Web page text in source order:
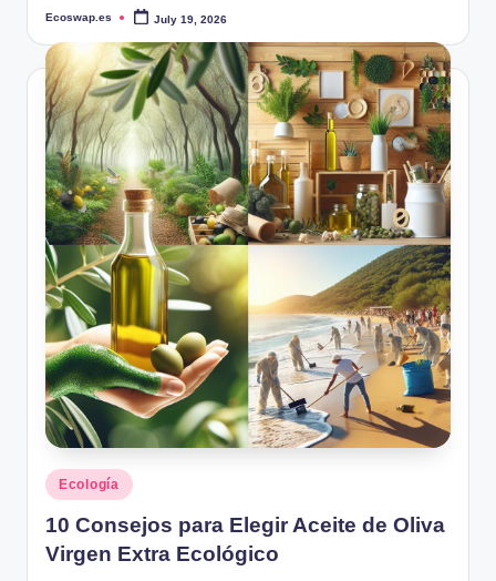
Posted
Ecoswap.es July 19, 2026
Posted
in
Ecología
10 Consejos para Elegir Aceite de Oliva
Virgen Extra Ecológico